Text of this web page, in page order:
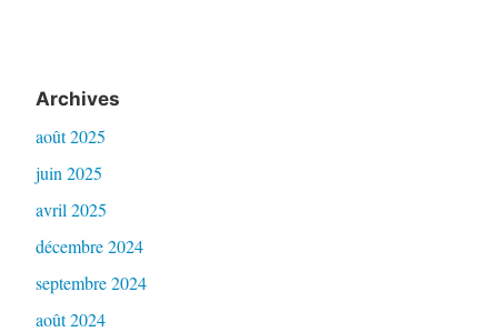
Archives
août 2025
juin 2025
avril 2025
décembre 2024
septembre 2024
août 2024